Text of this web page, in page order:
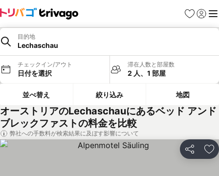
お気に入り
ログイ
メ
目的地
Lechaschau
チェックイン/アウト
日付を選択
滞在人数と部屋数
2 人、1 部屋
並べ替え 絞り込み 地図
オーストリアのLechaschauにあるベッド アンド
ブレックファストの料金を比較
弊社への手数料が検索結果に及ぼす影響について
シェア お